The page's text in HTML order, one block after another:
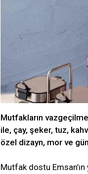
Mutfakların
ile, çay, şeker, tuz,
özel dizayn, mor ve
Mutfak dostu